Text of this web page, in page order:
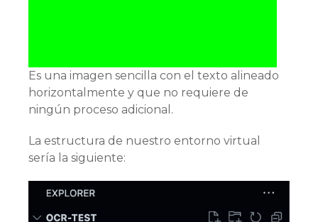
Es una imagen sencilla con el texto alineado
horizontalmente y que no requiere de
ningún proceso adicional.
La estructura de nuestro entorno virtual
sería la siguiente: